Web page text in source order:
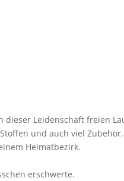
Leidenschaft freien
und auch viel Zubehör.
Heimatbezirk.
erschwerte.